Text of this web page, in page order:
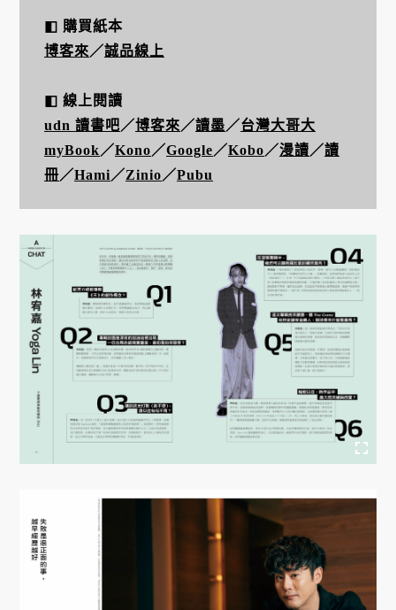
◧ 購買紙本
博客來／誠品線上
◧ 線上閱讀
udn 讀書吧／博客來／讀墨／台灣大哥大
myBook／Kono／Google／Kobo／漫讀／讀
冊／Hami／Zinio／Pubu